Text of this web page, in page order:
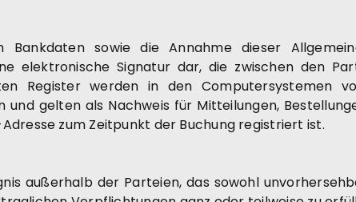
Bankdaten sowie die Annahme dieser
elektronische Signatur dar, die zwischen den
Register werden in den Computersystemen
und gelten als Nachweis für Mitteilungen,
zum Zeitpunkt der Buchung registriert ist.
außerhalb der Parteien, das sowohl